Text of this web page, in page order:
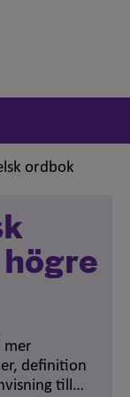
ordbok
mer
definition
till